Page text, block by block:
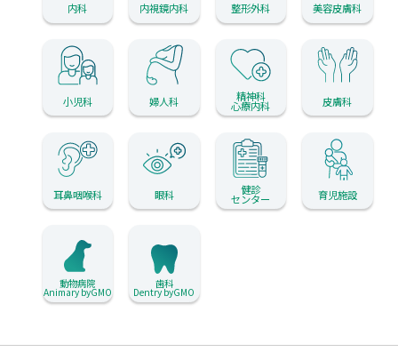
内科 内視鏡内科 整形外科 美容皮膚科
小児科 婦人科 精神科
心療内科 皮膚科
耳鼻咽喉科 眼科 健診
センター 育児施設
動物病院
Animary byGMO
歯科
Dentry byGMO